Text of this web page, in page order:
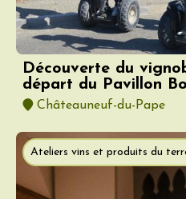
Découverte du
départ du Pavillon
Châteauneuf-du-Pape
Ateliers vins et produits du